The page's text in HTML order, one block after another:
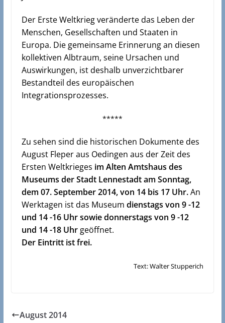
Der Erste Weltkrieg veränderte das Leben der
Menschen, Gesellschaften und Staaten in
Europa. Die gemeinsame Erinnerung an diesen
kollektiven Albtraum, seine Ursachen und
Auswirkungen, ist deshalb unverzichtbarer
Bestandteil des europäischen
Integrationsprozesses.
*****
Zu sehen sind die historischen Dokumente des
August Fleper aus Oedingen aus der Zeit des
Ersten Weltkrieges im Alten Amtshaus des
Museums der Stadt Lennestadt am Sonntag,
dem 07. September 2014, von 14 bis 17 Uhr.An
Werktagen ist das Museum dienstags von 9 -12
und 14 -16 Uhr sowie donnerstags von 9 -12
und 14 -18 Uhr geöffnet.
Der Eintritt ist frei.
Text: Walter Stupperich
August 2014